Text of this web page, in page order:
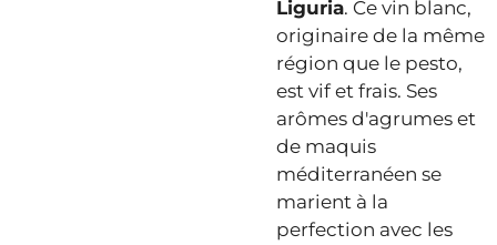
Liguria. Ce vin blanc,
originaire de la même
région que le pesto,
est vif et frais. Ses
arômes d'agrumes et
de maquis
méditerranéen se
marient à la
perfection avec les